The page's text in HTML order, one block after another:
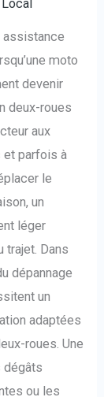
assistance
moto
devenir
deux-roues
aux
et parfois à
le
un
léger
trajet. Dans
dépannage
un
adaptées
roues. Une
dégâts
ou les